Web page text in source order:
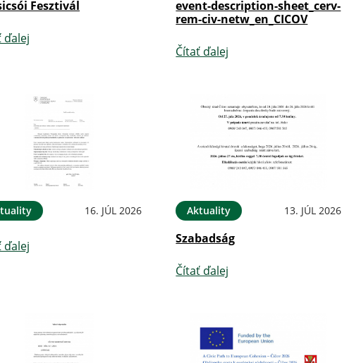
Fesztivál
ďalej
event-description-sheet_cerv-
rem-civ-netw_en_CICOV
Čítať ďalej
16. JÚL 2026
ďalej
Aktuality 13. JÚL 2026
Szabadság
Čítať ďalej